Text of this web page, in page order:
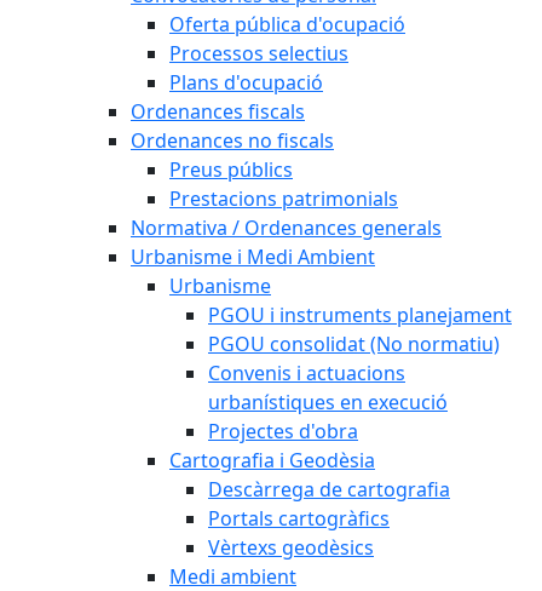
Oferta pública d'ocupació
Processos selectius
Plans d'ocupació
Ordenances fiscals
Ordenances no fiscals
Preus públics
Prestacions patrimonials
Normativa / Ordenances generals
Urbanisme i Medi Ambient
Urbanisme
PGOU i instruments planejament
PGOU consolidat (No normatiu)
Convenis i actuacions
urbanístiques en execució
Projectes d'obra
Cartografia i Geodèsia
Descàrrega de cartografia
Portals cartogràfics
Vèrtexs geodèsics
Medi ambient